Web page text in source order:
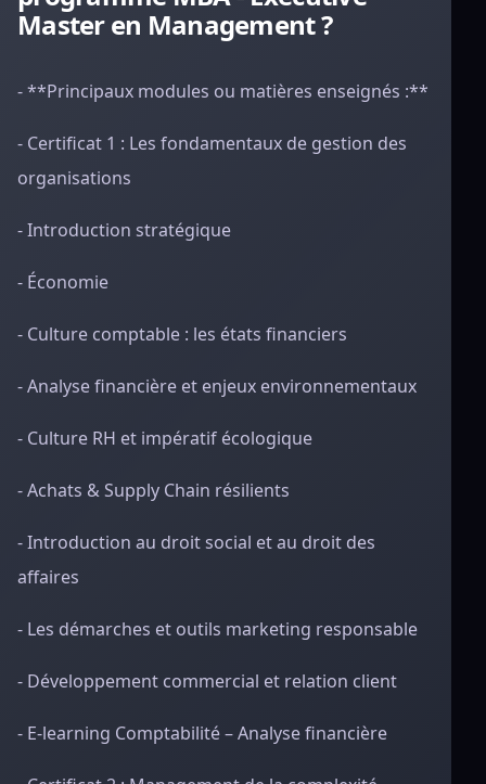
Master en Management ?
- **Principaux modules ou matières enseignés :**
- Certificat 1 : Les fondamentaux de gestion des
organisations
- Introduction stratégique
- Économie
- Culture comptable : les états financiers
- Analyse financière et enjeux environnementaux
- Culture RH et impératif écologique
- Achats & Supply Chain résilients
- Introduction au droit social et au droit des
affaires
- Les démarches et outils marketing responsable
- Développement commercial et relation client
- E-learning Comptabilité – Analyse financière